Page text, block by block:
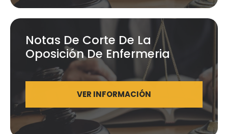
Notas De Corte De La
Oposición De Enfermeria
VER INFORMACIÓN